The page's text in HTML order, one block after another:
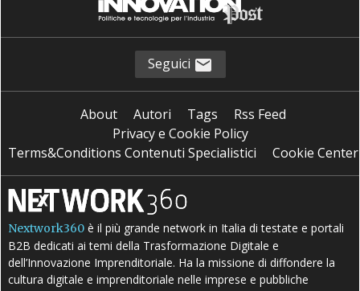
Seguici
About Autori Tags
Rss Feed
Privacy e Cookie Policy
Terms&Conditions Contenuti Specialistici
Cookie Center
Nextwork360 è il più grande network in Italia di testate e portali
B2B dedicati ai temi della Trasformazione Digitale e
dell’Innovazione Imprenditoriale. Ha la missione di diffondere la
cultura digitale e imprenditoriale nelle imprese e pubbliche